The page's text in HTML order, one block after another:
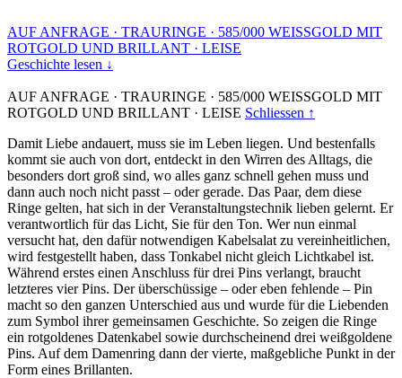
AUF ANFRAGE · TRAURINGE · 585/000 WEISSGOLD MIT
ROTGOLD UND BRILLANT · LEISE
Geschichte lesen ↓
AUF ANFRAGE · TRAURINGE · 585/000 WEISSGOLD MIT
ROTGOLD UND BRILLANT · LEISE Schliessen ↑
Damit Liebe andauert, muss sie im Leben liegen. Und bestenfalls
kommt sie auch von dort, entdeckt in den Wirren des Alltags, die
besonders dort groß sind, wo alles ganz schnell gehen muss und
dann auch noch nicht passt – oder gerade. Das Paar, dem diese
Ringe gelten, hat sich in der Veranstaltungstechnik lieben gelernt. Er
verantwortlich für das Licht, Sie für den Ton. Wer nun einmal
versucht hat, den dafür notwendigen Kabelsalat zu vereinheitlichen,
wird festgestellt haben, dass Tonkabel nicht gleich Lichtkabel ist.
Während erstes einen Anschluss für drei Pins verlangt, braucht
letzteres vier Pins. Der überschüssige – oder eben fehlende – Pin
macht so den ganzen Unterschied aus und wurde für die Liebenden
zum Symbol ihrer gemeinsamen Geschichte. So zeigen die Ringe
ein rotgoldenes Datenkabel sowie durchscheinend drei weißgoldene
Pins. Auf dem Damenring dann der vierte, maßgebliche Punkt in der
Form eines Brillanten.